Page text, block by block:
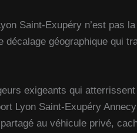
Saint-Exupéry n’est pas
décalage géographique qui
exigeants qui
Lyon Saint-Exupéry
au véhicule privé,